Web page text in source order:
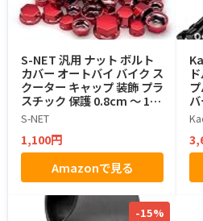
S-NET 汎用 ナット ボルト
カバー オートバイ バイク ス
クーター キャップ 装飾 プラ
スチック 保護 0.8cm ～ 1.4
cm 赤
S-NET
1,100円
Amazonで見る
イ
-15%